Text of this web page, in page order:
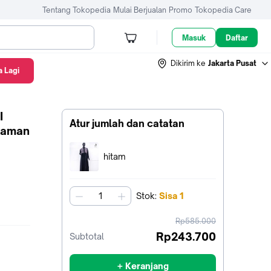
Tentang Tokopedia Mulai Berjualan Promo Tokopedia Care
Masuk Daftar
Dikirim ke Jakarta Pusat
Atur jumlah dan catatan
Terpilih:
hitam
jumlah Stok: Sisa 1
harga
sebelum
Rp585.000
Subtotal Rp243.700
+ Keranjang
Lagi